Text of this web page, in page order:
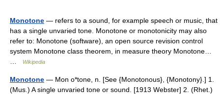
Monotone — refers to a sound, for example speech or music, that
has a single unvaried tone. Monotone or monotonicity may also
refer to: Monotone (software), an open source revision control
system Monotone class theorem, in measure theory Monotone…
Wikipedia
Monotone — Mon o*tone, n. [See {Monotonous}, {Monotony}.] 1.
(Mus.) A single unvaried tone or sound. [1913 Webster] 2. (Rhet.)